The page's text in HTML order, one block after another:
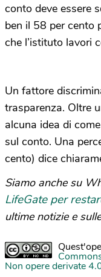
conto deve essere
ben il 58 per cento
che l’istituto lavori
Un fattore
trasparenza. Oltre
alcuna idea di
sul conto. Una
cento) dice
Siamo anche su
LifeGate per
ultime notizie e
Non opere derivate